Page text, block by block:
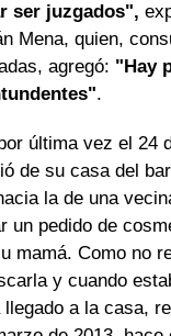
ser juzgados",
Mena, quien,
agregó: "Hay
.
última vez el 24
de su casa del
la de una
un pedido de
mamá. Como no
y cuando
llegado a la casa,